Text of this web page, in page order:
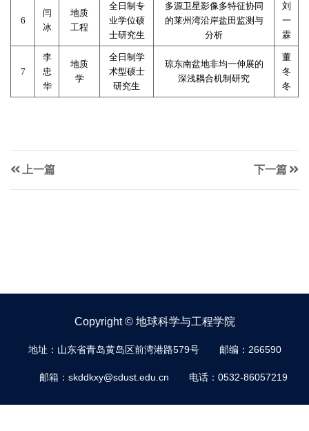
6
闫
冰
地质
工程
全日制专
业学位硕
士研究生
多源卫星影像多特征协同
的莱州湾沿岸盐田监测与
分析
刘
一
霖
7
李
忠
华
地质
学
全日制学
术型硕士
研究生
琼东南盆地非均一伸展的
深浅耦合机制研究
董
冬
冬
上一篇 下一篇
Copyright © 地球科学与工程学院
地址：山东省青岛黄岛区前湾港路579号 邮编：266590
邮箱：skddkxy@sdust.edu.cn 电话：0532-86057219